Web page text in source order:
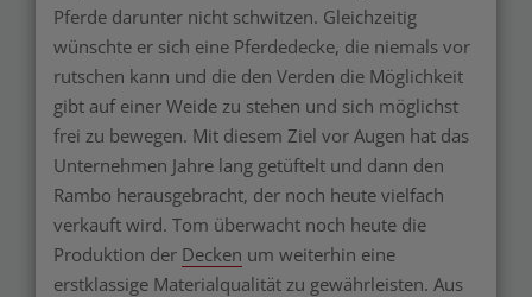
Pferde darunter nicht schwitzen. Gleichzeitig
wünschte er sich eine Pferdedecke, die niemals vor
rutschen kann und die den Verden die Möglichkeit
gibt auf einer Weide zu stehen und sich möglichst
frei zu bewegen. Mit diesem Ziel vor Augen hat das
Unternehmen Jahre lang getüftelt und dann den
Rambo herausgebracht, der noch heute vielfach
verkauft wird. Tom überwacht noch heute die
Produktion der Decken um weiterhin eine
erstklassige Materialqualität zu gewährleisten. Aus